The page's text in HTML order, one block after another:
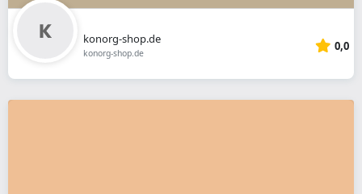
konorg-shop.de
konorg-shop.de 0,0